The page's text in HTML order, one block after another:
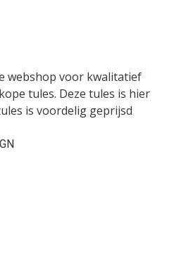
webshop voor kwalitatief
tules. Deze tules is hier
is voordelig geprijsd